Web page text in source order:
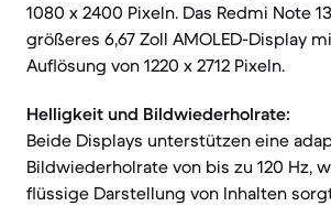
1080 x 2400 Pixeln. Das Redmi Note
größeres 6,67 Zoll AMOLED-Display
Auflösung von 1220 x 2712 Pixeln.
Helligkeit und Bildwiederholrate:
Beide Displays unterstützen eine
Bildwiederholrate von bis zu 120 Hz,
flüssige Darstellung von Inhalten